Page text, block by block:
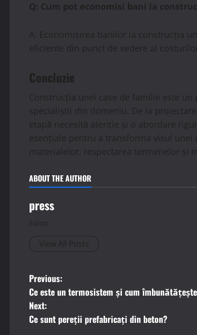
Q: Cum pot economisi bani la
A: Economisirea banilor la construcția
eficiente din punct de vedere al
Concluzie
Construcția unei case de familie este
specialiștii din domeniu. De la
etapă necesită atenție și o abordare
esențiale pentru a transforma visul unei
materialelor, respectarea termenelor și
ABOUT THE AUTHOR
press
Editor
View All Posts
P
o
s
Previous:
Ce este un termosistem și cum
Next:
Ce sunt pereții prefabricați din beton?